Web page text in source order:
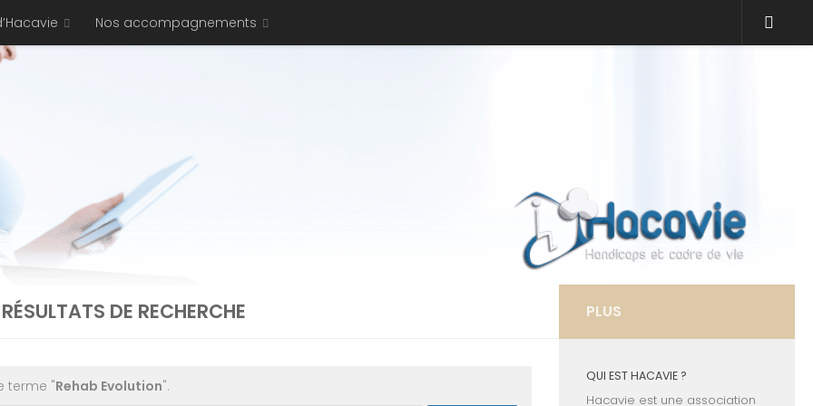
Nos accompagnements
DE RECHERCHE
terme "Rehab Evolution".
PLUS
QUI EST HACAVIE ?
Hacavie est une association